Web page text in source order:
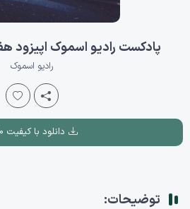
پادکست رادیو اسموک اپیزود هفتم :
رادیو اسموک
دانلود با کیفیت ۳۲۰
توضیحات: